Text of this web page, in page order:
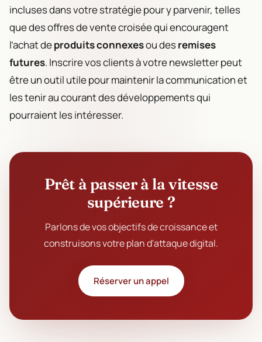
incluses dans votre stratégie pour y parvenir, telles
que des offres de vente croisée qui encouragent
l’achat deproduits connexesou desremises
futures. Inscrire vos clients à votre newsletter peut
être un outil utile pour maintenir la communication et
les tenir au courant des développements qui
pourraient les intéresser.
Prêt à passer à la vitesse
supérieure ?
Parlons de vos objectifs de croissance et
construisons votre plan d'attaque digital.
Réserver un appel